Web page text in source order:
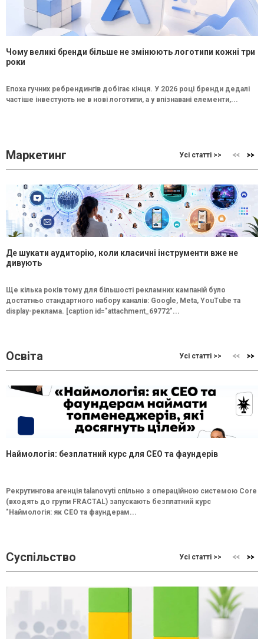
Чому великі бренди більше не змінюють логотипи кожні три
роки
Епоха гучних ребрендингів добігає кінця. У 2026 році бренди дедалі
частіше інвестують не в нові логотипи, а у впізнавані елементи,...
Маркетинг Усі статті >>
Де шукати аудиторію, коли класичні інструменти вже не
дивують
Ще кілька років тому для більшості рекламних кампаній було
достатньо стандартного набору каналів: Google, Meta, YouTube та
display-реклама. [caption id="attachment_69772"...
Освіта Усі статті >>
Наймологія: безплатний курс для CEO та фаундерів
Рекрутингова агенція talanovyti спільно з операційною системою Core
(входять до групи FRACTAL) запускають безплатний курс
"Наймологія: як СEO та фаундерам...
Суспільство Усі статті >>